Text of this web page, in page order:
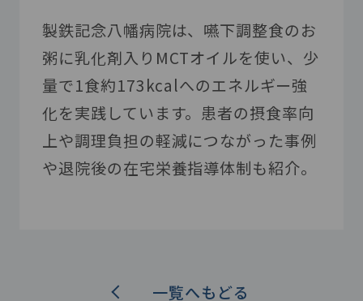
製鉄記念八幡病院は、嚥下調整食のお
粥に乳化剤入りMCTオイルを使い、少
量で1食約173kcalへのエネルギー強
化を実践しています。患者の摂食率向
上や調理負担の軽減につながった事例
や退院後の在宅栄養指導体制も紹介。
一覧へもどる